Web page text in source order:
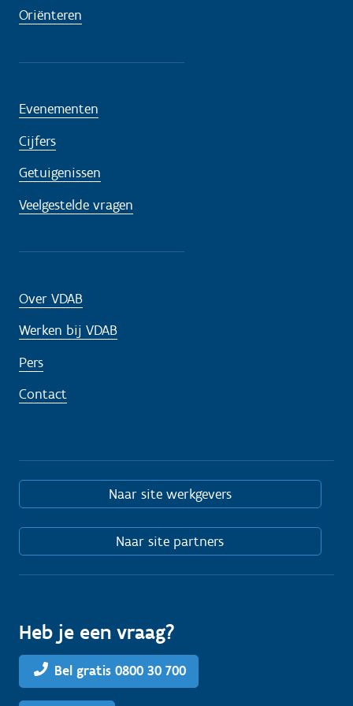
Oriënteren
Evenementen
Cijfers
Getuigenissen
Veelgestelde vragen
Over VDAB
Werken bij VDAB
Pers
Contact
Naar site werkgevers
Naar site partners
Heb je een vraag?
Bel gratis 0800 30 700